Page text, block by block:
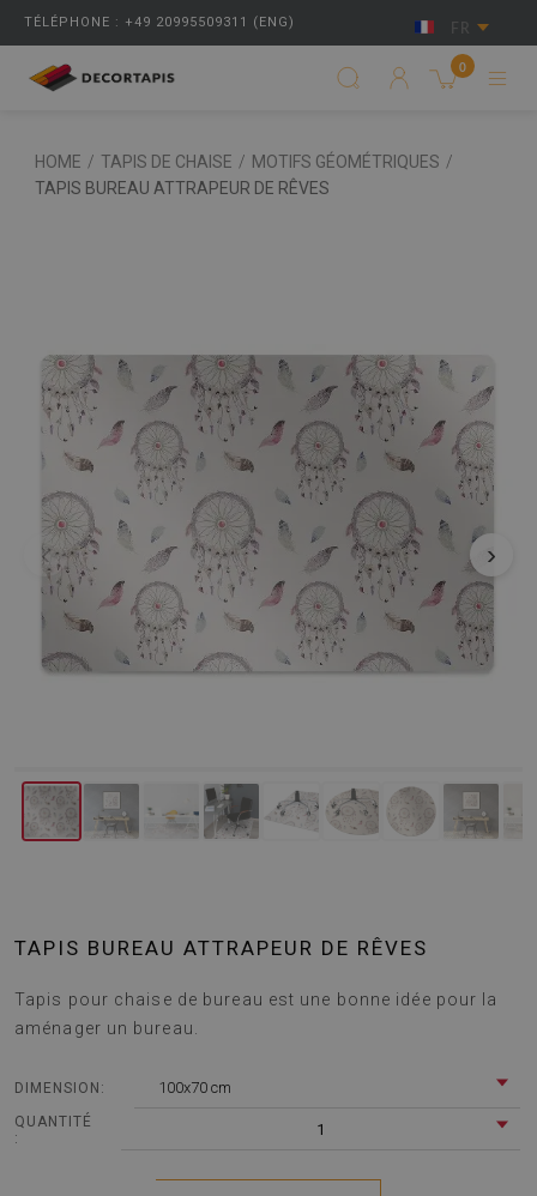
TÉLÉPHONE : +49 20995509311 (ENG) FR
0
HOME / TAPIS DE CHAISE / MOTIFS GÉOMÉTRIQUES /
TAPIS BUREAU ATTRAPEUR DE RÊVES
‹ ›
TAPIS BUREAU ATTRAPEUR DE RÊVES
Tapis pour chaise de bureau est une bonne idée pour la
aménager un bureau.
DIMENSION: 100x70 cm
QUANTITÉ
:
1